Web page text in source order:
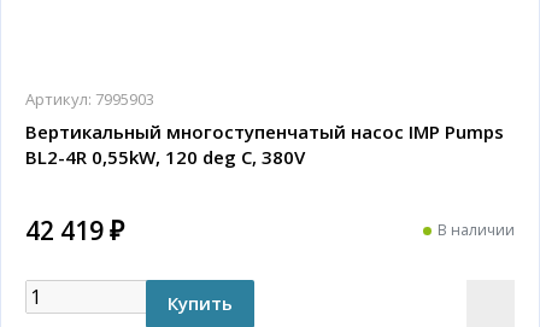
Артикул: 7995903
Вертикальный многоступенчатый насос IMP Pumps
BL2-4R 0,55kW, 120 deg C, 380V
42 419 ₽ В наличии